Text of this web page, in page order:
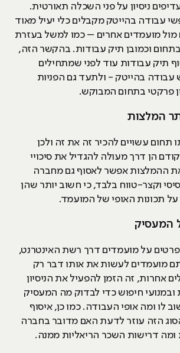
ניסיון על פני השכלה תאורטית.
עבודה בהייטק מקבלים כלי יעיל מאוד
מועמדים אחרים – כמו למשל בעזרת
וכמובן תיק עבודות. בהקשר הזה,
תיק עבודות עוד לפני שמתחילים
עבודה בהייטק - ולתעד גם הפניות
פרקטי בתחום המבוקש.
המלצות
תחום עשויים להכיר זה את זה ולכן
הן דרך מעולה להגדיל את סיכויי
ההמלצות אפשר לאסוף גם מחברה
וקצר-טווח בלבד, כי חשוב יותר שהן
על תכונות האופי של המועמד.
המעסיק
על מועמדים דרך רשת האינטרנט,
מועמדים לעשות את אותו דבר רק
אחרות, זה הזמן להפעיל את הניסיון
חיפוש כדי לבדוק מה המעסיק
לו ומה אופי העבודה. כמו כן, איסוף
הזה עוזר לדעת האם מדובר בחברה
ומה דרישות השכר הריאליות ממנה.